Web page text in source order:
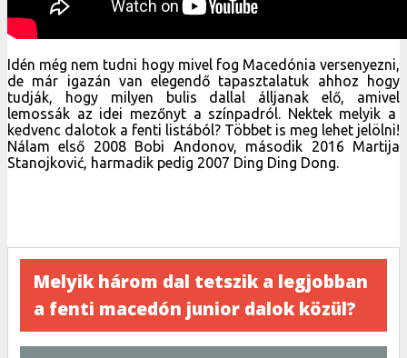
Idén még nem tudni hogy mivel fog Macedónia versenyezni,
de már igazán van elegendő tapasztalatuk ahhoz hogy
tudják, hogy milyen bulis dallal álljanak elő, amivel
lemossák az idei mezőnyt a színpadról. Nektek melyik a
kedvenc dalotok a fenti listából? Többet is meg lehet jelölni!
Nálam első 2008 Bobi Andonov, második 2016 Martija
Stanojković, harmadik pedig 2007 Ding Ding Dong.
Melyik három dal tetszik a legjobban
a fenti macedón junior dalok közül?